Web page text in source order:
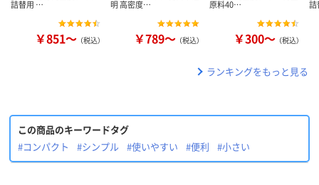
詰替用 …
￥851～ （税込）
明 高密度…
￥789～ （税込）
原料40…
￥300～ （税込）
ランキングをもっと見る
この商品のキーワードタグ
#コンパクト
#シンプル #使いやすい #便利 #小さい